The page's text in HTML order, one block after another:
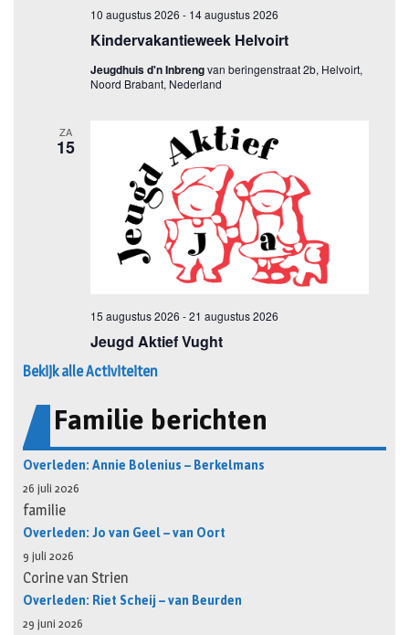
Bekijk alle Activiteiten
Familie berichten
Overleden: Annie Bolenius – Berkelmans
26 juli 2026
familie
Overleden: Jo van Geel – van Oort
9 juli 2026
Corine van Strien
Overleden: Riet Scheij – van Beurden
29 juni 2026